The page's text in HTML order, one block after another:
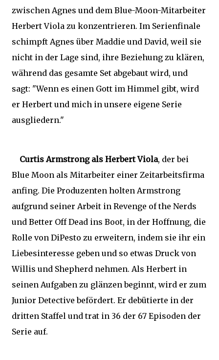
zwischen Agnes und dem Blue-Moon-Mitarbeiter
Herbert Viola zu konzentrieren. Im Serienfinale
schimpft Agnes über Maddie und David, weil sie
nicht in der Lage sind, ihre Beziehung zu klären,
während das gesamte Set abgebaut wird, und
sagt: "Wenn es einen Gott im Himmel gibt, wird
er Herbert und mich in unsere eigene Serie
ausgliedern."
Curtis Armstrong als Herbert Viola, der bei
Blue Moon als Mitarbeiter einer Zeitarbeitsfirma
anfing. Die Produzenten holten Armstrong
aufgrund seiner Arbeit in Revenge of the Nerds
und Better Off Dead ins Boot, in der Hoffnung, die
Rolle von DiPesto zu erweitern, indem sie ihr ein
Liebesinteresse geben und so etwas Druck von
Willis und Shepherd nehmen. Als Herbert in
seinen Aufgaben zu glänzen beginnt, wird er zum
Junior Detective befördert. Er debütierte in der
dritten Staffel und trat in 36 der 67 Episoden der
Serie auf.